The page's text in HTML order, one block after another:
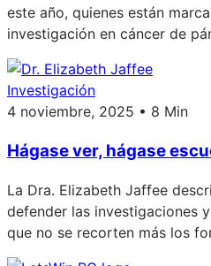
este año, quienes están
investigación en cáncer de
Investigación
4 noviembre, 2025 • 8 Min
Hágase ver, hágase
La Dra. Elizabeth Jaffee
defender las investigaciones
que no se recorten más los